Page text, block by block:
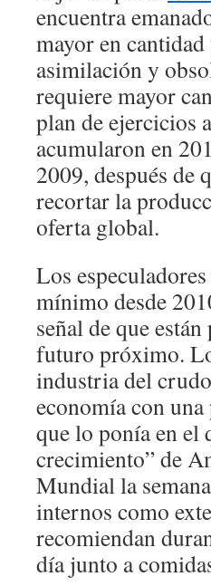
encuentra
mayor en
asimilación y
requiere mayor
plan de ejercicios
acumularon en
2009, después de
recortar la
oferta global.
Los
mínimo desde
señal de que
futuro próximo.
industria del
economía con
que lo ponía en el
crecimiento” de
Mundial la
internos como
recomiendan
día junto a